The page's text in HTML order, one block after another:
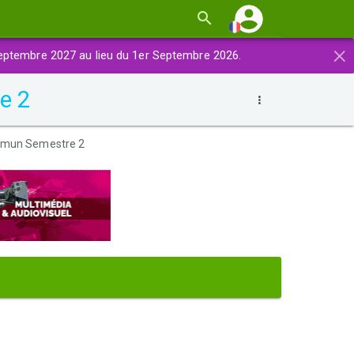
×
2027 au lieu du 1er Septembre 2026.
2
Semestre 2